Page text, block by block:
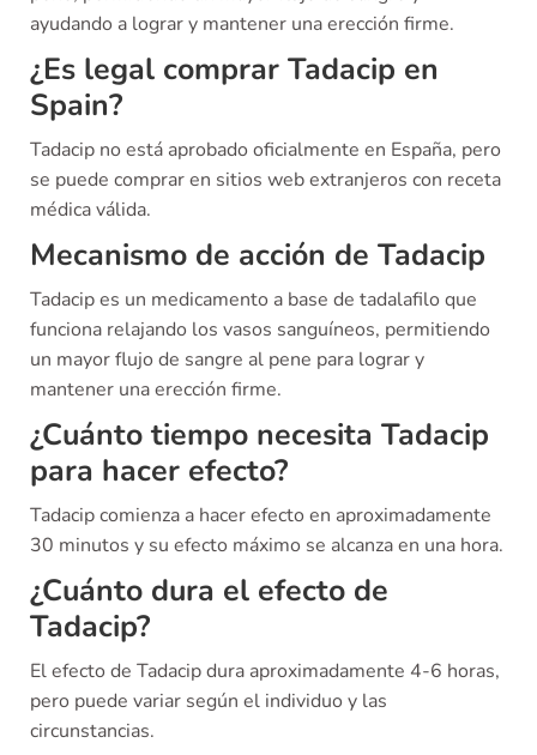
ayudando a lograr y mantener una erección firme.
¿Es legal comprar Tadacip en
Spain?
Tadacip no está aprobado oficialmente en España, pero
se puede comprar en sitios web extranjeros con receta
médica válida.
Mecanismo de acción de Tadacip
Tadacip es un medicamento a base de tadalafilo que
funciona relajando los vasos sanguíneos, permitiendo
un mayor flujo de sangre al pene para lograr y
mantener una erección firme.
¿Cuánto tiempo necesita Tadacip
para hacer efecto?
Tadacip comienza a hacer efecto en aproximadamente
30 minutos y su efecto máximo se alcanza en una hora.
¿Cuánto dura el efecto de
Tadacip?
El efecto de Tadacip dura aproximadamente 4-6 horas,
pero puede variar según el individuo y las
circunstancias.